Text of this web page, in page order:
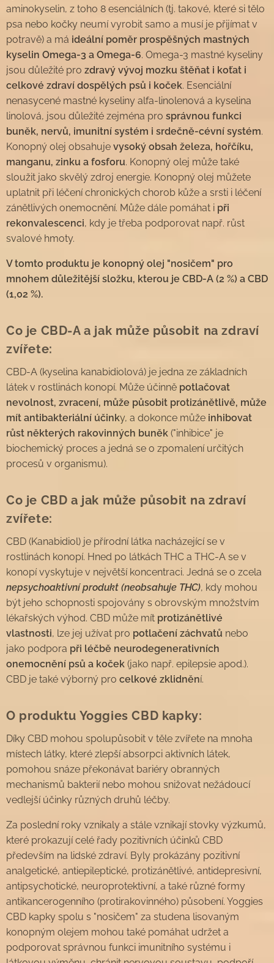
aminokyselin, z toho 8 esenciálních (tj. takové, které si tělo
psa nebo kočky neumí vyrobit samo a musí je přijímat v
potravě) a má ideální poměr prospěšných mastných
kyselin Omega-3 a Omega-6. Omega-3 mastné kyseliny
jsou důležité pro zdravý vývoj mozku štěňat i koťat i
celkové zdraví dospělých psů i koček. Esenciální
nenasycené mastné kyseliny alfa-linolenová a kyselina
linolová, jsou důležité zejména pro správnou funkci
buněk, nervů, imunitní systém i srdečně-cévní systém.
Konopný olej obsahuje vysoký obsah železa, hořčíku,
manganu, zinku a fosforu. Konopný olej může také
sloužit jako skvělý zdroj energie. Konopný olej můžete
uplatnit při léčení chronických chorob kůže a srsti i léčení
zánětlivých onemocnění. Může dále pomáhat i při
rekonvalescenci, kdy je třeba podporovat např. růst
svalové hmoty.
V tomto produktu je konopný olej "nosičem" pro
mnohem důležitější složku, kterou je CBD-A (2 %) a CBD
(1,02 %).
Co je CBD-A a jak může působit na zdraví
zvířete:
CBD-A (kyselina kanabidiolová) je jedna ze základních
látek v rostlinách konopí. Může účinně potlačovat
nevolnost, zvracení, může působit protizánětlivě, může
mít antibakteriální účinky, a dokonce může inhibovat
růst některých rakovinných buněk ("inhibice" je
biochemický proces a jedná se o zpomalení určitých
procesů v organismu).
Co je CBD a jak může působit na zdraví
zvířete:
CBD (Kanabidiol) je přírodní látka nacházející se v
rostlinách konopí. Hned po látkách THC a THC-A se v
konopí vyskytuje v největší koncentraci. Jedná se o zcela
nepsychoaktivní produkt (neobsahuje THC), kdy mohou
být jeho schopnosti spojovány s obrovským množstvím
lékařských výhod. CBD může mít protizánětlivé
vlastnosti, lze jej užívat pro potlačení záchvatů nebo
jako podpora při léčbě neurodegenerativních
onemocnění psů a koček (jako např. epilepsie apod.).
CBD je také výborný pro celkové zklidnění.
O produktu Yoggies CBD kapky:
Díky CBD mohou spolupůsobit v těle zvířete na mnoha
místech látky, které zlepší absorpci aktivních látek,
pomohou snáze překonávat bariéry obranných
mechanismů bakterií nebo mohou snižovat nežádoucí
vedlejší účinky různých druhů léčby.
Za poslední roky vznikaly a stále vznikají stovky výzkumů,
které prokazují celé řady pozitivních účinků CBD
především na lidské zdraví. Byly prokázány pozitivní
analgetické, antiepileptické, protizánětlivé, antidepresivní,
antipsychotické, neuroprotektivní, a také různé formy
antikancerogenního (protirakovinného) působení. Yoggies
CBD kapky spolu s "nosičem" za studena lisovaným
konopným olejem mohou také pomáhat udržet a
podporovat správnou funkci imunitního systému i